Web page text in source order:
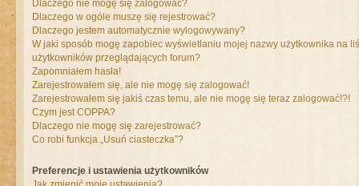
Dlaczego nie mogę się zalogować?
Dlaczego w ogóle muszę się rejestrować?
Dlaczego jestem automatycznie wylogowywany?
W jaki sposób mogę zapobiec wyświetlaniu mojej nazwy użytkownika na
użytkowników przeglądających forum?
Zapomniałem hasła!
Zarejestrowałem się, ale nie mogę się zalogować!
Zarejestrowałem się jakiś czas temu, ale nie mogę się teraz zalogować!?!
Czym jest COPPA?
Dlaczego nie mogę się zarejestrować?
Co robi funkcja „Usuń ciasteczka”?
Preferencje i ustawienia użytkowników